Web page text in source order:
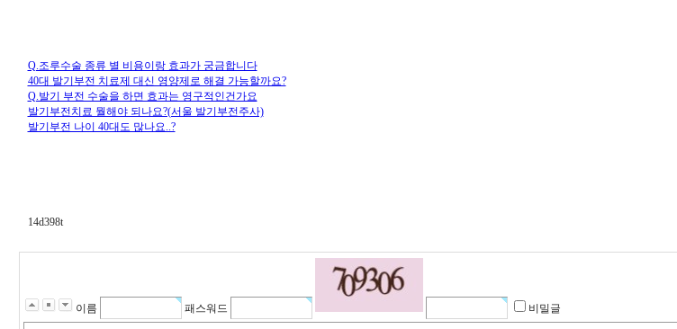
Q.조루수술 종류 별 비용이랑 효과가 궁금합니다
40대 발기부전 치료제 대신 영양제로 해결 가능할까요?
Q.발기 부전 수술을 하면 효과는 영구적인건가요
발기부전치료 뭘해야 되나요?(서울 발기부전주사)
발기부전 나이 40대도 많나요..?
14d398t
이름 패스워드 비밀글